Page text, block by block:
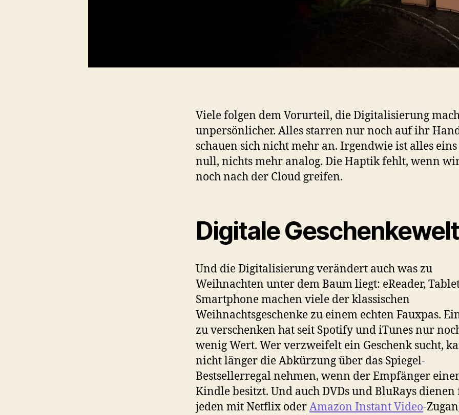
Viele folgen dem Vorurteil, die Digitalisierung
unpersönlicher. Alles starren nur noch auf ihr
schauen sich nicht mehr an. Irgendwie ist alles
null, nichts mehr analog. Die Haptik fehlt, wenn
noch nach der Cloud greifen.
Digitale Geschenkewelt
Und die Digitalisierung verändert auch was zu
Weihnachten unter dem Baum liegt: eReader,
Smartphone machen viele der klassischen
Weihnachtsgeschenke zu einem echten Fauxpas.
zu verschenken hat seit Spotify und iTunes nur
wenig Wert. Wer verzweifelt ein Geschenk sucht,
nicht länger die Abkürzung über das Spiegel-
Bestsellerregal nehmen, wenn der Empfänger
Kindle besitzt. Und auch DVDs und BluRays
jeden mit Netflix oderAmazon Instant Video-